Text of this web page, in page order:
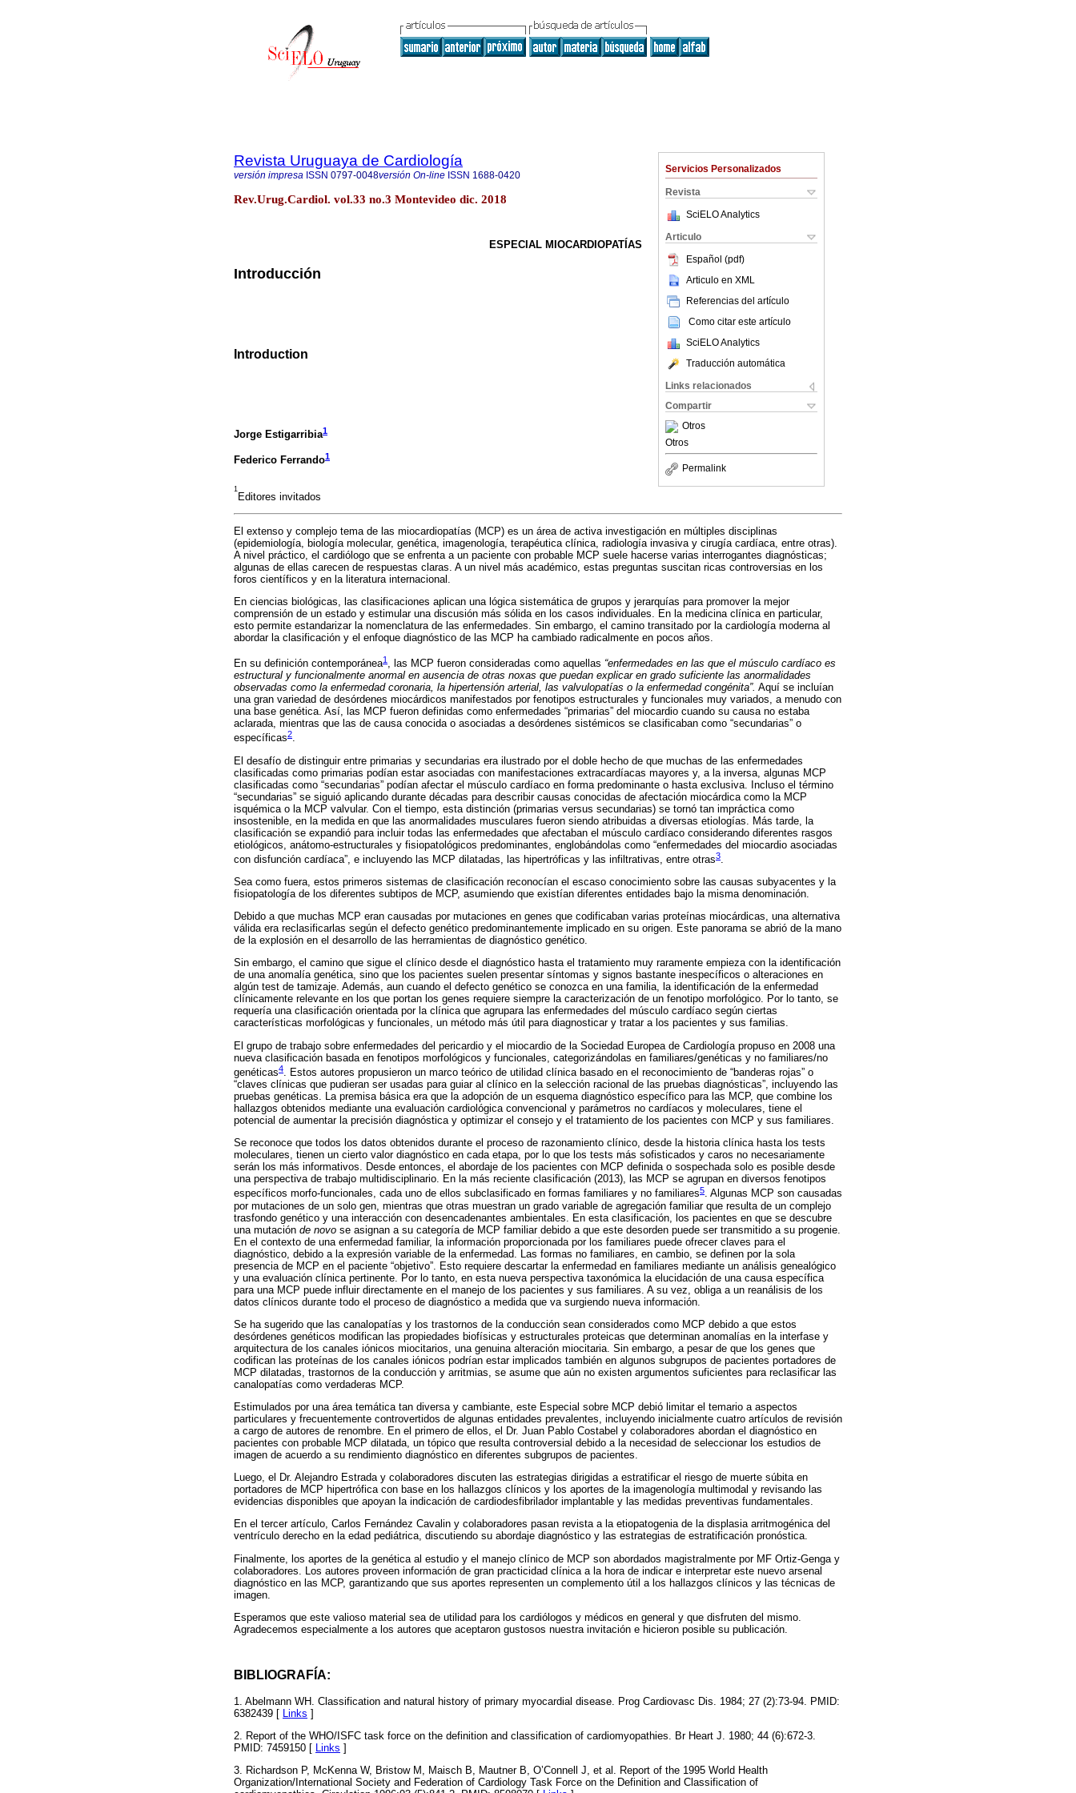
Servicios Personalizados
Revista
SciELO Analytics
Articulo
Español (pdf)
Articulo en XML
Referencias del artículo
Como citar este artículo
SciELO Analytics
Traducción automática
Links relacionados
Compartir
Otros
Otros
Permalink
Revista Uruguaya de Cardiología
versión impresa ISSN 0797-0048versión On-line ISSN 1688-0420
Rev.Urug.Cardiol. vol.33 no.3 Montevideo dic. 2018
ESPECIAL MIOCARDIOPATÍAS
Introducción
Introduction
Jorge Estigarribia1
Federico Ferrando1
1
Editores invitados
El extenso y complejo tema de las miocardiopatías (MCP) es un área de activa investigación en múltiples disciplinas
(epidemiología, biología molecular, genética, imagenología, terapéutica clínica, radiología invasiva y cirugía cardíaca, entre otras).
A nivel práctico, el cardiólogo que se enfrenta a un paciente con probable MCP suele hacerse varias interrogantes diagnósticas;
algunas de ellas carecen de respuestas claras. A un nivel más académico, estas preguntas suscitan ricas controversias en los
foros científicos y en la literatura internacional.
En ciencias biológicas, las clasificaciones aplican una lógica sistemática de grupos y jerarquías para promover la mejor
comprensión de un estado y estimular una discusión más sólida en los casos individuales. En la medicina clínica en particular,
esto permite estandarizar la nomenclatura de las enfermedades. Sin embargo, el camino transitado por la cardiología moderna al
abordar la clasificación y el enfoque diagnóstico de las MCP ha cambiado radicalmente en pocos años.
En su definición contemporánea1 , las MCP fueron consideradas como aquellas “enfermedades en las que el músculo cardíaco es
estructural y funcionalmente anormal en ausencia de otras noxas que puedan explicar en grado suficiente las anormalidades
observadas como la enfermedad coronaria, la hipertensión arterial, las valvulopatías o la enfermedad congénita”. Aquí se incluían
una gran variedad de desórdenes miocárdicos manifestados por fenotipos estructurales y funcionales muy variados, a menudo con
una base genética. Así, las MCP fueron definidas como enfermedades “primarias” del miocardio cuando su causa no estaba
aclarada, mientras que las de causa conocida o asociadas a desórdenes sistémicos se clasificaban como “secundarias” o
específicas2.
El desafío de distinguir entre primarias y secundarias era ilustrado por el doble hecho de que muchas de las enfermedades
clasificadas como primarias podían estar asociadas con manifestaciones extracardíacas mayores y, a la inversa, algunas MCP
clasificadas como “secundarias” podían afectar el músculo cardíaco en forma predominante o hasta exclusiva. Incluso el término
“secundarias” se siguió aplicando durante décadas para describir causas conocidas de afectación miocárdica como la MCP
isquémica o la MCP valvular. Con el tiempo, esta distinción (primarias versus secundarias) se tornó tan impráctica como
insostenible, en la medida en que las anormalidades musculares fueron siendo atribuidas a diversas etiologías. Más tarde, la
clasificación se expandió para incluir todas las enfermedades que afectaban el músculo cardíaco considerando diferentes rasgos
etiológicos, anátomo-estructurales y fisiopatológicos predominantes, englobándolas como “enfermedades del miocardio asociadas
con disfunción cardíaca”, e incluyendo las MCP dilatadas, las hipertróficas y las infiltrativas, entre otras3
Sea como fuera, estos primeros sistemas de clasificación reconocían el escaso conocimiento sobre las causas subyacentes y la
fisiopatología de los diferentes subtipos de MCP, asumiendo que existían diferentes entidades bajo la misma denominación.
Debido a que muchas MCP eran causadas por mutaciones en genes que codificaban varias proteínas miocárdicas, una alternativa
válida era reclasificarlas según el defecto genético predominantemente implicado en su origen. Este panorama se abrió de la mano
de la explosión en el desarrollo de las herramientas de diagnóstico genético.
Sin embargo, el camino que sigue el clínico desde el diagnóstico hasta el tratamiento muy raramente empieza con la identificación
de una anomalía genética, sino que los pacientes suelen presentar síntomas y signos bastante inespecíficos o alteraciones en
algún test de tamizaje. Además, aun cuando el defecto genético se conozca en una familia, la identificación de la enfermedad
clínicamente relevante en los que portan los genes requiere siempre la caracterización de un fenotipo morfológico. Por lo tanto, se
requería una clasificación orientada por la clínica que agrupara las enfermedades del músculo cardíaco según ciertas
características morfológicas y funcionales, un método más útil para diagnosticar y tratar a los pacientes y sus familias.
El grupo de trabajo sobre enfermedades del pericardio y el miocardio de la Sociedad Europea de Cardiología propuso en 2008 una
nueva clasificación basada en fenotipos morfológicos y funcionales, categorizándolas en familiares/genéticas y no familiares/no
genéticas4. Estos autores propusieron un marco teórico de utilidad clínica basado en el reconocimiento de “banderas rojas” o
“claves clínicas que pudieran ser usadas para guiar al clínico en la selección racional de las pruebas diagnósticas”, incluyendo las
pruebas genéticas. La premisa básica era que la adopción de un esquema diagnóstico específico para las MCP, que combine los
hallazgos obtenidos mediante una evaluación cardiológica convencional y parámetros no cardíacos y moleculares, tiene el
potencial de aumentar la precisión diagnóstica y optimizar el consejo y el tratamiento de los pacientes con MCP y sus familiares.
Se reconoce que todos los datos obtenidos durante el proceso de razonamiento clínico, desde la historia clínica hasta los tests
moleculares, tienen un cierto valor diagnóstico en cada etapa, por lo que los tests más sofisticados y caros no necesariamente
serán los más informativos. Desde entonces, el abordaje de los pacientes con MCP definida o sospechada solo es posible desde
una perspectiva de trabajo multidisciplinario. En la más reciente clasificación (2013), las MCP se agrupan en diversos fenotipos
específicos morfo-funcionales, cada uno de ellos subclasificado en formas familiares y no familiares5. Algunas MCP son causadas
por mutaciones de un solo gen, mientras que otras muestran un grado variable de agregación familiar que resulta de un complejo
trasfondo genético y una interacción con desencadenantes ambientales. En esta clasificación, los pacientes en que se descubre
una mutación de novo se asignan a su categoría de MCP familiar debido a que este desorden puede ser transmitido a su progenie.
En el contexto de una enfermedad familiar, la información proporcionada por los familiares puede ofrecer claves para el
diagnóstico, debido a la expresión variable de la enfermedad. Las formas no familiares, en cambio, se definen por la sola
presencia de MCP en el paciente “objetivo”. Esto requiere descartar la enfermedad en familiares mediante un análisis genealógico
y una evaluación clínica pertinente. Por lo tanto, en esta nueva perspectiva taxonómica la elucidación de una causa específica
para una MCP puede influir directamente en el manejo de los pacientes y sus familiares. A su vez, obliga a un reanálisis de los
datos clínicos durante todo el proceso de diagnóstico a medida que va surgiendo nueva información.
Se ha sugerido que las canalopatías y los trastornos de la conducción sean considerados como MCP debido a que estos
desórdenes genéticos modifican las propiedades biofísicas y estructurales proteicas que determinan anomalías en la interfase y
arquitectura de los canales iónicos miocitarios, una genuina alteración miocitaria. Sin embargo, a pesar de que los genes que
codifican las proteínas de los canales iónicos podrían estar implicados también en algunos subgrupos de pacientes portadores de
MCP dilatadas, trastornos de la conducción y arritmias, se asume que aún no existen argumentos suficientes para reclasificar las
canalopatías como verdaderas MCP.
Estimulados por una área temática tan diversa y cambiante, este Especial sobre MCP debió limitar el temario a aspectos
particulares y frecuentemente controvertidos de algunas entidades prevalentes, incluyendo inicialmente cuatro artículos de revisión
a cargo de autores de renombre. En el primero de ellos, el Dr. Juan Pablo Costabel y colaboradores abordan el diagnóstico en
pacientes con probable MCP dilatada, un tópico que resulta controversial debido a la necesidad de seleccionar los estudios de
imagen de acuerdo a su rendimiento diagnóstico en diferentes subgrupos de pacientes.
Luego, el Dr. Alejandro Estrada y colaboradores discuten las estrategias dirigidas a estratificar el riesgo de muerte súbita en
portadores de MCP hipertrófica con base en los hallazgos clínicos y los aportes de la imagenología multimodal y revisando las
evidencias disponibles que apoyan la indicación de cardiodesfibrilador implantable y las medidas preventivas fundamentales.
En el tercer artículo, Carlos Fernández Cavalin y colaboradores pasan revista a la etiopatogenia de la displasia arritmogénica del
ventrículo derecho en la edad pediátrica, discutiendo su abordaje diagnóstico y las estrategias de estratificación pronóstica.
Finalmente, los aportes de la genética al estudio y el manejo clínico de MCP son abordados magistralmente por MF Ortiz-Genga y
colaboradores. Los autores proveen información de gran practicidad clínica a la hora de indicar e interpretar este nuevo arsenal
diagnóstico en las MCP, garantizando que sus aportes representen un complemento útil a los hallazgos clínicos y las técnicas de
imagen.
Esperamos que este valioso material sea de utilidad para los cardiólogos y médicos en general y que disfruten del mismo.
Agradecemos especialmente a los autores que aceptaron gustosos nuestra invitación e hicieron posible su publicación.
BIBLIOGRAFÍA:
1. Abelmann WH. Classification and natural history of primary myocardial disease. Prog Cardiovasc Dis. 1984; 27 (2):73-94. PMID:
6382439 [ Links ]
2. Report of the WHO/ISFC task force on the definition and classification of cardiomyopathies. Br Heart J. 1980; 44 (6):672-3.
PMID: 7459150 [ Links ]
3. Richardson P, McKenna W, Bristow M, Maisch B, Mautner B, O’Connell J, et al. Report of the 1995 World Health
Organization/International Society and Federation of Cardiology Task Force on the Definition and Classification of